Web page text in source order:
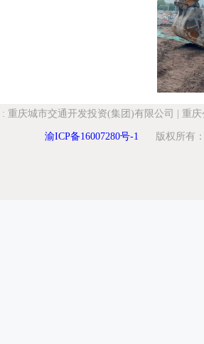
: 重庆城市交通开发投资(集团)有限公司 重庆
渝ICP备16007280号-1 版权所有：